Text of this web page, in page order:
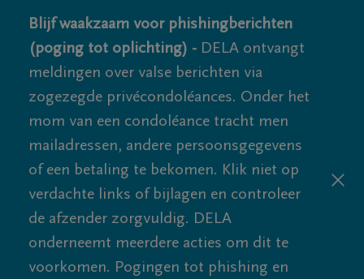
Blijf waakzaam voor phishingberichten
(poging tot oplichting) - DELA ontvangt
meldingen over valse berichten via
zogezegde privécondoléances. Onder het
mom van een condoléance tracht men
mailadressen, andere persoonsgegevens
of een betaling te bekomen. Klik niet op
verdachte links of bijlagen en controleer
de afzender zorgvuldig. DELA
onderneemt meerdere acties om dit te
voorkomen. Pogingen tot phishing en